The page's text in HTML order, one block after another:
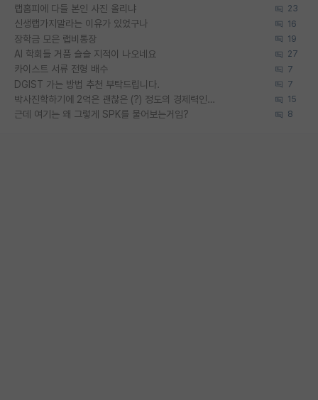
랩홈피에 다들 본인 사진 올리냐 23
신생랩가지말라는 이유가 있었구나 16
장학금 모은 랩비통장 19
AI 학회들 거품 슬슬 지적이 나오네요 27
카이스트 서류 전형 배수 7
DGIST 가는 방법 추천 부탁드립니다. 7
박사진학하기에 2억은 괜찮은 (?) 정도의 경제력인가요 15
근데 여기는 왜 그렇게 SPK를 물어보는거임? 8